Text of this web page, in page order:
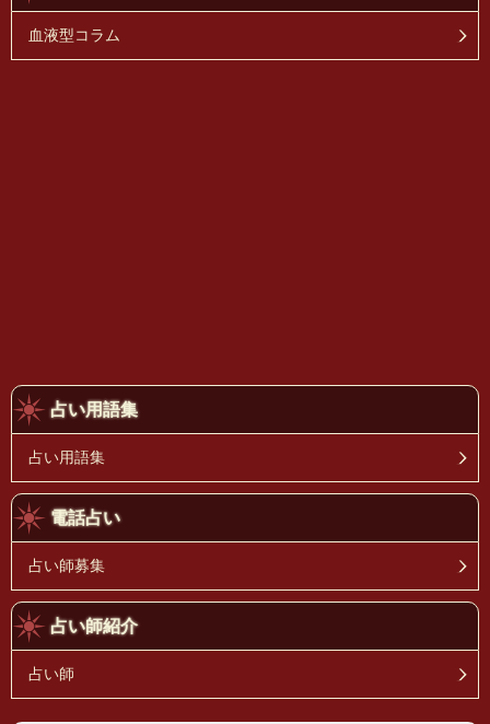
血液型コラム
占い用語集
占い用語集
電話占い
占い師募集
占い師紹介
占い師